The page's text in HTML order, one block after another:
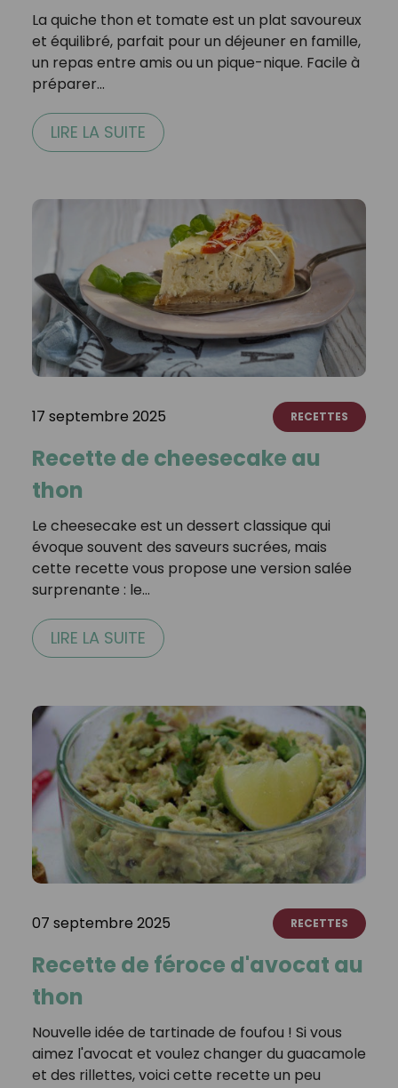
La quiche thon et tomate est un plat savoureux
et équilibré, parfait pour un déjeuner en famille,
un repas entre amis ou un pique-nique. Facile à
préparer…
LIRE LA SUITE
17 septembre 2025 RECETTES
Recette de cheesecake au
thon
Le cheesecake est un dessert classique qui
évoque souvent des saveurs sucrées, mais
cette recette vous propose une version salée
surprenante : le…
LIRE LA SUITE
07 septembre 2025 RECETTES
Recette de féroce d'avocat au
thon
Nouvelle idée de tartinade de foufou ! Si vous
aimez l'avocat et voulez changer du guacamole
et des rillettes, voici cette recette un peu